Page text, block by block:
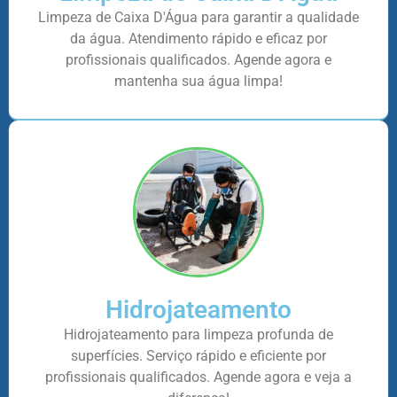
Limpeza de Caixa D'Água para garantir a qualidade
da água. Atendimento rápido e eficaz por
profissionais qualificados. Agende agora e
mantenha sua água limpa!
Hidrojateamento
Hidrojateamento para limpeza profunda de
superfícies. Serviço rápido e eficiente por
profissionais qualificados. Agende agora e veja a